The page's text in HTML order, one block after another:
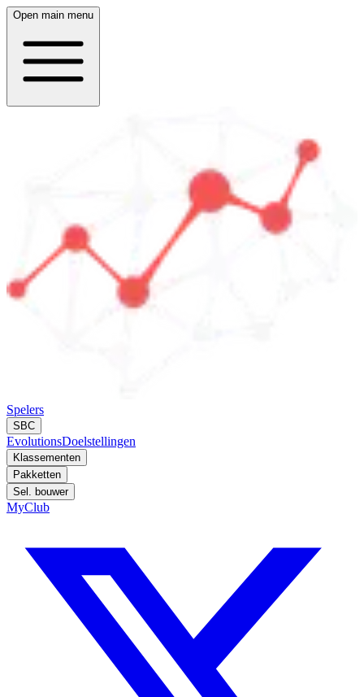
Open main menu
Spelers
SBC
EvolutionsDoelstellingen
Klassementen
Pakketten
Sel. bouwer
MyClub